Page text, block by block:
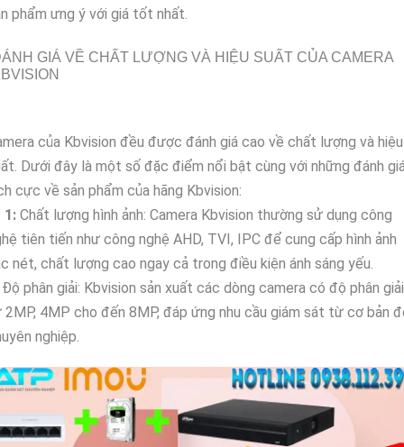
phẩm ưng ý với giá tốt nhất.
GIÁ VỀ CHẤT LƯỢNG VÀ HIỆU SUẤT CỦA CAMERA
của Kbvision đều được đánh giá cao về chất lượng và hiệu
Dưới đây là một số đặc điểm nổi bật cùng với những đánh
cực về sản phẩm của hãng Kbvision:
1: Chất lượng hình ảnh: Camera Kbvision thường sử dụng công
tiên tiến như công nghệ AHD, TVI, IPC để cung cấp hình ảnh
nét, chất lượng cao ngay cả trong điều kiện ánh sáng yếu.
phân giải: Kbvision sản xuất các dòng camera có độ phân giải
4MP cho đến 8MP, đáp ứng nhu cầu giám sát từ cơ bản
nghiệp.